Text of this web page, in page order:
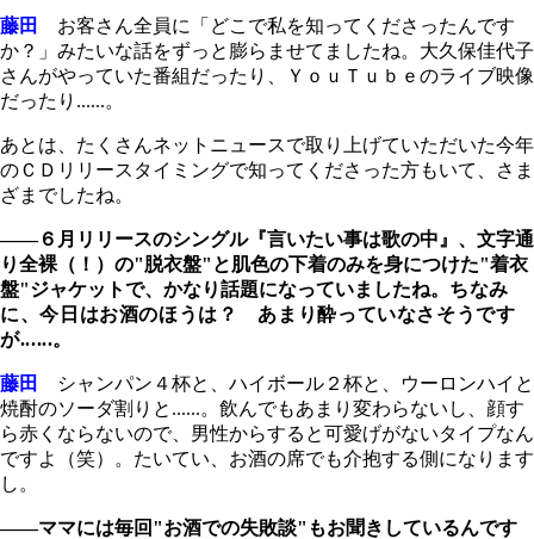
藤田
お客さん全員に「どこで私を知ってくださったんです
か？」みたいな話をずっと膨らませてましたね。大久保佳代子
さんがやっていた番組だったり、ＹｏｕＴｕｂｅのライブ映像
だったり......。
あとは、たくさんネットニュースで取り上げていただいた今年
のＣＤリリースタイミングで知ってくださった方もいて、さま
ざまでしたね。
――６月リリースのシングル『言いたい事は歌の中』、文字通
り全裸（！）の"脱衣盤"と肌色の下着のみを身につけた"着衣
盤"ジャケットで、かなり話題になっていましたね。 ちなみ
に、今日はお酒のほうは？ あまり酔っていなさそうです
が......。
藤田
シャンパン４杯と、ハイボール２杯と、ウーロンハイと
焼酎のソーダ割りと......。飲んでもあまり変わらないし、顔す
ら赤くならないので、男性からすると可愛げがないタイプなん
ですよ（笑）。たいてい、お酒の席でも介抱する側になります
し。
――ママには毎回"お酒での失敗談"もお聞きしているんです